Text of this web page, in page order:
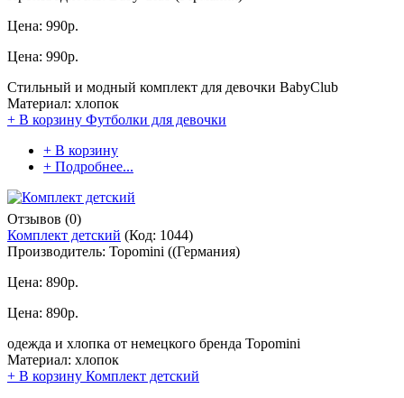
Цена: 990р.
Цена: 990р.
Стильный и модный комплект для девочки BabyClub
Материал: хлопок
+ В корзину Футболки для девочки
+ В корзину
+ Подробнее...
Отзывов (0)
Комплект детский (Код: 1044)
Производитель: Topomini ((Германия)
Цена: 890р.
Цена: 890р.
одежда и хлопка от немецкого бренда Topomini
Материал: хлопок
+ В корзину Комплект детский